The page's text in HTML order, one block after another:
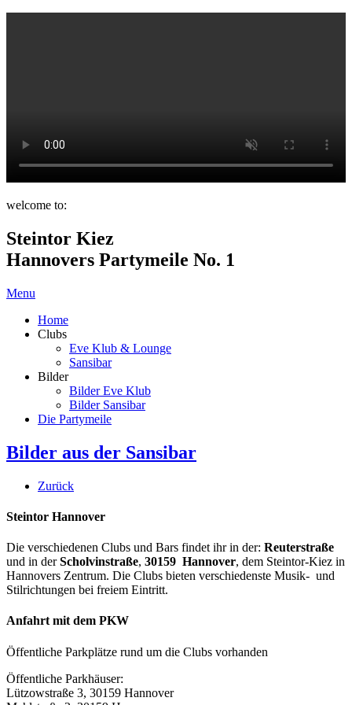
welcome to:
Steintor Kiez
Hannovers Partymeile No. 1
Menu
Home
Clubs
Eve Klub & Lounge
Sansibar
Bilder
Bilder Eve Klub
Bilder Sansibar
Die Partymeile
Bilder aus der Sansibar
Zurück
Steintor Hannover
Die verschiedenen Clubs und Bars findet ihr in der: Reuterstraße
und in derScholvinstraße, 30159 Hannover, dem Steintor-Kiez in
Hannovers Zentrum. Die Clubs bieten verschiedenste Musik- und
Stilrichtungen bei freiem Eintritt.
Anfahrt mit dem PKW
Öffentliche Parkplätze rund um die Clubs vorhanden
Öffentliche Parkhäuser:
Lützowstraße 3, 30159 Hannover